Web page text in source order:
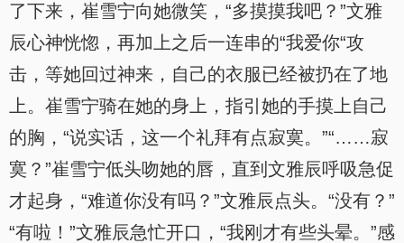
了下来，崔雪宁向她微笑，“多摸摸我吧？”文雅
辰心神恍惚，再加上之后一连串的“我爱你“攻
击，等她回过神来，自己的衣服已经被扔在了地
上。崔雪宁骑在她的身上，指引她的手摸上自己
的胸，“说实话，这一个礼拜有点寂寞。”“……寂
寞？”崔雪宁低头吻她的唇，直到文雅辰呼吸急促
才起身，“难道你没有吗？”文雅辰点头。“没有？”
“有啦！”文雅辰急忙开口，“我刚才有些头晕。”感